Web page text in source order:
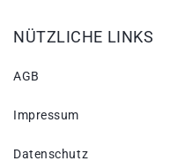
NÜTZLICHE LINKS
AGB
Impressum
Datenschutz